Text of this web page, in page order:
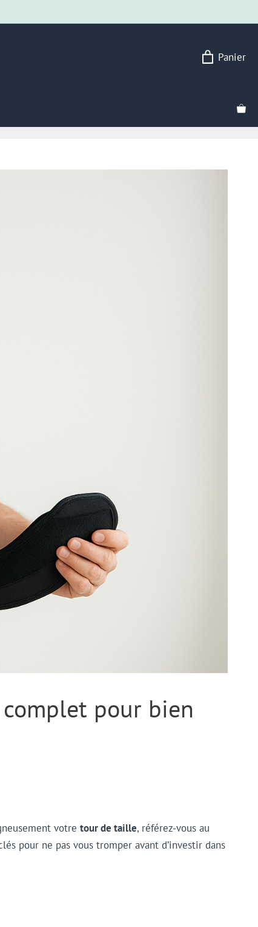
Panier
pour bien
votre tour de taille, référez-vous au
pour ne pas vous tromper avant d’investir dans